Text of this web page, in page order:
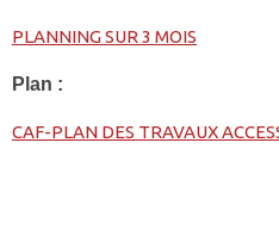
PLANNING SUR 3 MOIS
Plan :
CAF-PLAN DES TRAVAUX